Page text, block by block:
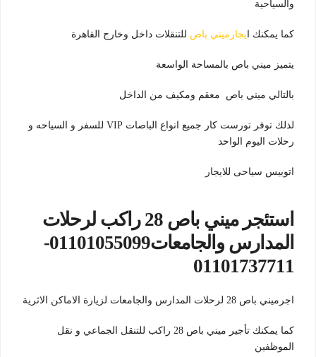
والسياحية
كما يمكنك ا يجارميني باص للتنقلات داخل وخارج القاهرة
يتميز ميني باص بالمساحة الواسعة
بالتالي ميني باص معقم ومكيف من الداخل
لذلك توفر تورست كار جميع انواع الباصات VIP للسفر و السياحه و
رحلات اليوم الواحد
اتوبيس سياحى للايجار
استئجر ميني باص 28 راكب لرحلات
المدارس والجامعات01101055099-
01101737711
اجرميني باص 28 لرحلات المدارس والجامعات لزيارة الاماكن الاثرية
كما يمكنك تأجير ميني باص 28 راكب للتنقل الجماعي و نقل
الموظفين